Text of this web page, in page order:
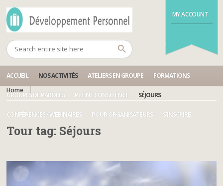
MY ACCOUNT
ACCUEIL NOS ACTIVITÉS ATELIERS EN GROUPE FORMATIONS
GROUPES DE PAROLES PLEINE CONSCIENCE SÉJOURS
CONFÉRENCES / WEBINAIRES POUR ORGANISATEURS S’INSCRIRE
Home
Tour tag: Séjours